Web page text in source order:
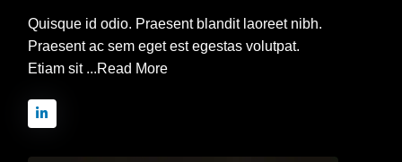
Quisque id odio. Praesent blandit laoreet nibh.
Praesent ac sem eget est egestas volutpat.
Etiam sit ...Read More